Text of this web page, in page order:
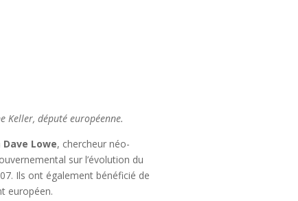
Keller, député européenne.
Dave Lowe, chercheur néo-
sur l’évolution du
Ils ont également bénéficié de
européen.